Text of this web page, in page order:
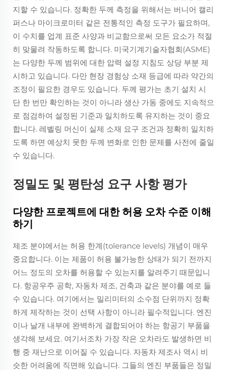
지할 수 있습니다. 정확한 두께 측정을 위해서는 버니어 캘리
퍼스나 마이크로미터 같은 전통적인 측정 도구가 필요하며,
이 수치를 업계 표준 사양과 비교함으로써 모든 요소가 적절
히 맞물려 작동하도록 합니다. 미국기계기술자협회(ASME)
는 다양한 두께 범위에 대한 압력 설정 지침도 상당 부분 제
시하고 있습니다. 다만 현장 경험상 소재 등급에 따라 약간의
조정이 필요한 경우도 있습니다. 두께 평가는 초기 설치 시
단 한 번만 확인하는 것이 아니라 생산 가동 중에도 지속적으
로 점검하여 설정된 기준과 일치하도록 유지하는 것이 중요
합니다. 레벨링 머신이 실제 소재 요구 조건과 정확히 일치하
도록 하면 예상치 못한 두께 변화로 인한 문제를 사전에 줄일
수 있습니다.
정밀도 및 평탄성 요구 사항 평가
다양한 프로젝트에 대한 허용 오차 수준 이해
하기
제조 분야에서는 허용 한계(tolerance levels) 개념이 매우
중요합니다. 이는 제품이 허용 불가능한 상태가 되기 전까지
어느 정도의 오차를 허용할 수 있는지를 알려주기 때문입니
다. 항공우주 공학, 자동차 제조, 건축과 같은 분야를 예로 들
수 있습니다. 여기에서는 밀리미터의 소수점 단위까지 정확
하게 제작하는 것이 선택 사항이 아니라 필수적입니다. 엔진
이나 날개 내부에 완벽하게 결합되어야 하는 항공기 부품을
생각해 보세요. 여기서조차 가장 작은 오차라도 발생하면 비
행 중 재난으로 이어질 수 있습니다. 자동차 제조사 역시 비
슷한 어려움에 직면해 있습니다. 그들의 엔진 부품들은 정밀